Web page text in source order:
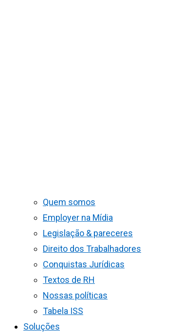
Quem somos
Employer na Mídia
Legislação & pareceres
Direito dos Trabalhadores
Conquistas Jurídicas
Textos de RH
Nossas políticas
Tabela ISS
Soluções